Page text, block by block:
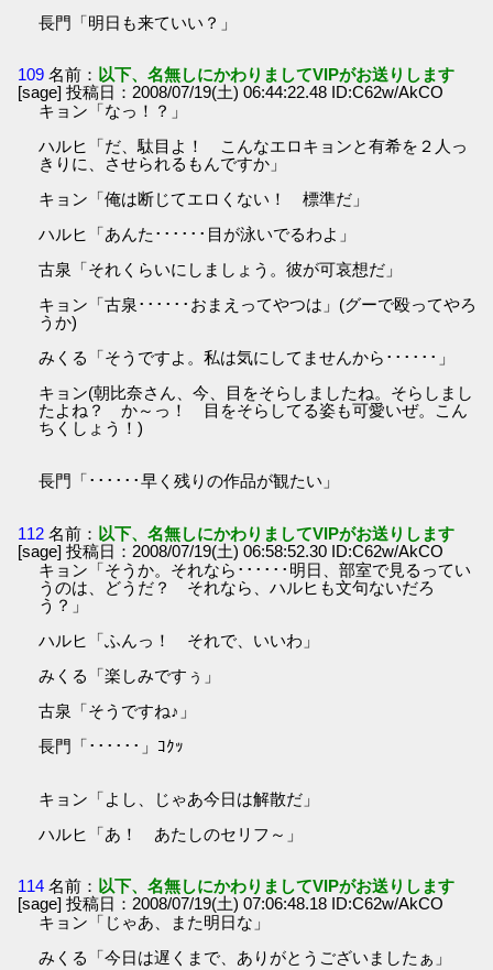
長門「明日も来ていい？」
109 名前： 以下、名無しにかわりましてVIPがお送りします
[sage] 投稿日：2008/07/19(土) 06:44:22.48 ID:C62w/AkCO
キョン「なっ！？」
ハルヒ「だ、駄目よ！ こんなエロキョンと有希を２人っ
きりに、させられるもんですか」
キョン「俺は断じてエロくない！ 標準だ」
ハルヒ「あんた･･････目が泳いでるわよ」
古泉「それくらいにしましょう。彼が可哀想だ」
キョン「古泉･･････おまえってやつは」(グーで殴ってやろ
うか)
みくる「そうですよ。私は気にしてませんから･･････」
キョン(朝比奈さん、今、目をそらしましたね。そらしまし
たよね？ か～っ！ 目をそらしてる姿も可愛いぜ。こん
ちくしょう！)
長門「･･････早く残りの作品が観たい」
112 名前： 以下、名無しにかわりましてVIPがお送りします
[sage] 投稿日：2008/07/19(土) 06:58:52.30 ID:C62w/AkCO
キョン「そうか。それなら･･････明日、部室で見るってい
うのは、どうだ？ それなら、ハルヒも文句ないだろ
う？」
ハルヒ「ふんっ！ それで、いいわ」
みくる「楽しみですぅ」
古泉「そうですね♪」
長門「･･････」ｺｸｯ
キョン「よし、じゃあ今日は解散だ」
ハルヒ「あ！ あたしのセリフ～」
114 名前： 以下、名無しにかわりましてVIPがお送りします
[sage] 投稿日：2008/07/19(土) 07:06:48.18 ID:C62w/AkCO
キョン「じゃあ、また明日な」
みくる「今日は遅くまで、ありがとうございましたぁ」